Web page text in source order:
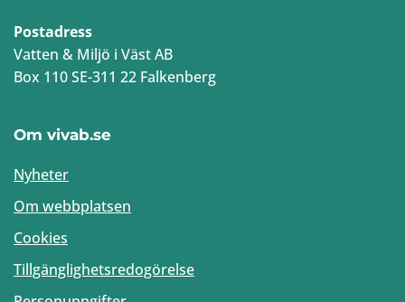
Postadress
Vatten & Miljö i Väst AB
Box 110 SE-311 22 Falkenberg
Om vivab.se
Nyheter
Om webbplatsen
Cookies
Tillgänglighetsredogörelse